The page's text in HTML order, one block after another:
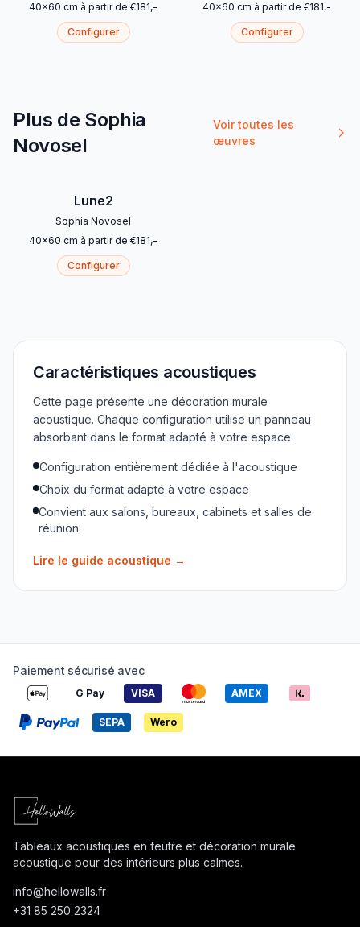
40x60 cm à partir de €181,-
Configurer
40x60 cm à partir de €181,-
Configurer
Plus de Sophia
Novosel
Voir toutes les
œuvres
Lune2
Sophia Novosel
40x60 cm à partir de €181,-
Configurer
Caractéristiques acoustiques
Cette page présente une décoration murale
acoustique. Chaque configuration utilise un panneau
absorbant dans le format adapté à votre espace.
Configuration entièrement dédiée à l'acoustique
Choix du format adapté à votre espace
Convient aux salons, bureaux, cabinets et salles de
réunion
Lire le guide acoustique →
Paiement sécurisé avec
G Pay VISA AMEX
SEPA Wero
Tableaux acoustiques en feutre et décoration murale
acoustique pour des intérieurs plus calmes.
info@hellowalls.fr
+31 85 250 2324